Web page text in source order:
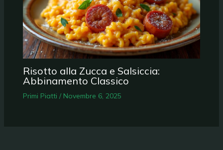
Risotto alla Zucca e Salsiccia:
Abbinamento Classico
Primi Piatti / Novembre 6, 2025